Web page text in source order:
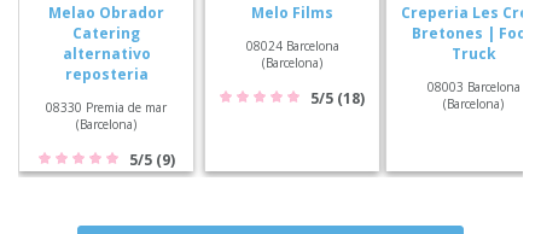
Melao Obrador
Catering
alternativo
reposteria
08330 Premia de mar
(Barcelona)
5/5 (9)
Melo Films
08024 Barcelona
(Barcelona)
5/5 (18)
Creperia Les
Bretones | Food
Truck
08003 Barcelona
(Barcelona)